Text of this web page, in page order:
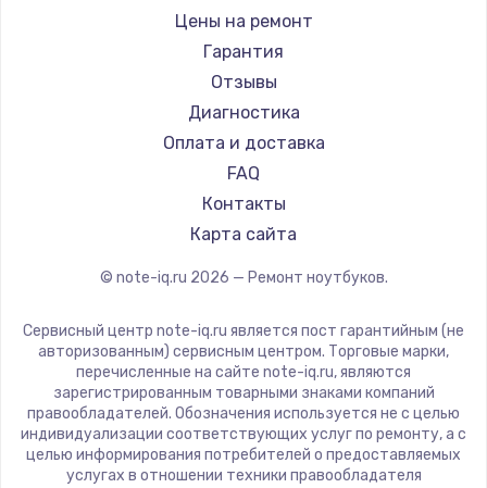
Ремонт ноутбуков iru
Ремонт ноутбуков Machenike
Ремонт ноутбуков DEXP
Ремонт ноутбуков Teclast
Ремонт ноутбуков CHUWI
Ремонт ноутбуков Colorful
Gigabyte
Aorus
Maibenben
Getac
Epson
Philips
LG
Panasonic
ZTE
Hiper
Evga
Google
Echips
Цены на ремонт
Гарантия
Отзывы
Диагностика
Оплата и доставка
FAQ
Контакты
Карта сайта
© note-iq.ru 2026 — Ремонт ноутбуков.
Сервисный центр note-iq.ru является пост гарантийным (не
авторизованным) сервисным центром. Торговые марки,
перечисленные на сайте note-iq.ru, являются
зарегистрированным товарными знаками компаний
правообладателей. Обозначения используется не с целью
индивидуализации соответствующих услуг по ремонту, а с
целью информирования потребителей о предоставляемых
услугах в отношении техники правообладателя